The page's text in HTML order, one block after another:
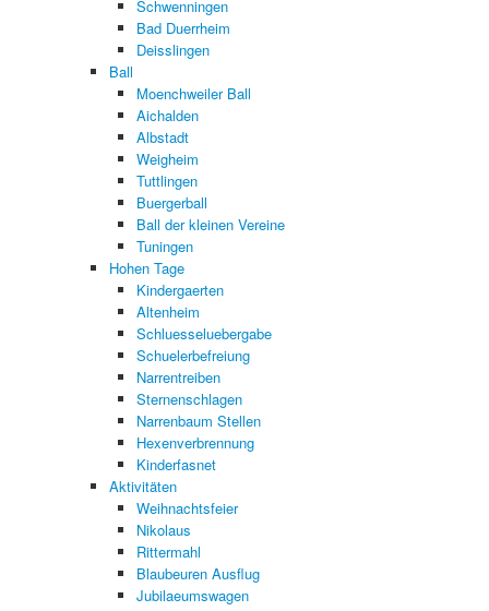
Schwenningen
Bad Duerrheim
Deisslingen
Ball
Moenchweiler Ball
Aichalden
Albstadt
Weigheim
Tuttlingen
Buergerball
Ball der kleinen Vereine
Tuningen
Hohen Tage
Kindergaerten
Altenheim
Schluesseluebergabe
Schuelerbefreiung
Narrentreiben
Sternenschlagen
Narrenbaum Stellen
Hexenverbrennung
Kinderfasnet
Aktivitäten
Weihnachtsfeier
Nikolaus
Rittermahl
Blaubeuren Ausflug
Jubilaeumswagen